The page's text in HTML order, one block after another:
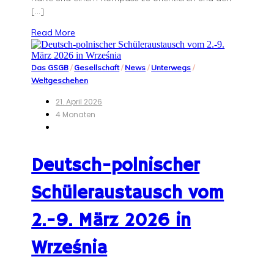
[…]
Read More
Das GSGB / Gesellschaft/ News / Unterwegs /
Weltgeschehen
21. April 2026
4 Monaten
Deutsch-polnischer
Schüleraustausch vom
2.-9. März 2026 in
Września